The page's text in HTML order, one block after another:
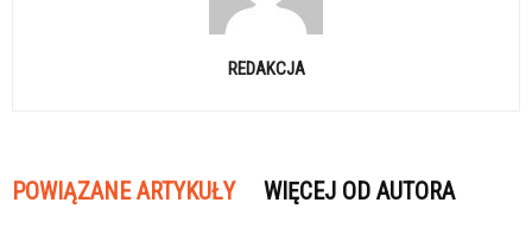
REDAKCJA
POWIĄZANE ARTYKUŁY WIĘCEJ OD AUTORA